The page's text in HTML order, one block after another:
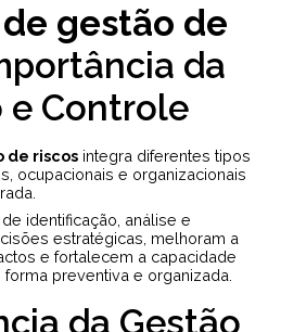
gestão de
da
e Controle
de riscos integra diferentes tipos
ocupacionais e organizacionais
identificação, análise e
estratégicas, melhoram a
e fortalecem a capacidade
preventiva e organizada.
da Gestão